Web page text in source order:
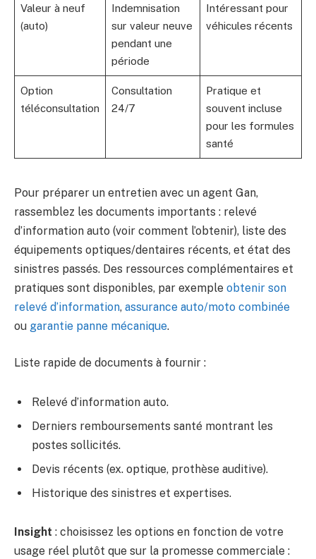
Valeur à neuf
(auto)
Indemnisation
sur valeur neuve
pendant une
période
Intéressant pour
véhicules récents
Option
téléconsultation
Consultation
24/7
Pratique et
souvent incluse
pour les formules
santé
Pour préparer un entretien avec un agent Gan,
rassemblez les documents importants : relevé
d’information auto (voir comment l’obtenir), liste des
équipements optiques/dentaires récents, et état des
sinistres passés. Des ressources complémentaires et
pratiques sont disponibles, par exemple obtenir son
relevé d’information, assurance auto/moto combinée
ou garantie panne mécanique.
Liste rapide de documents à fournir :
Relevé d’information auto.
Derniers remboursements santé montrant les
postes sollicités.
Devis récents (ex. optique, prothèse auditive).
Historique des sinistres et expertises.
Insight : choisissez les options en fonction de votre
usage réel plutôt que sur la promesse commerciale :